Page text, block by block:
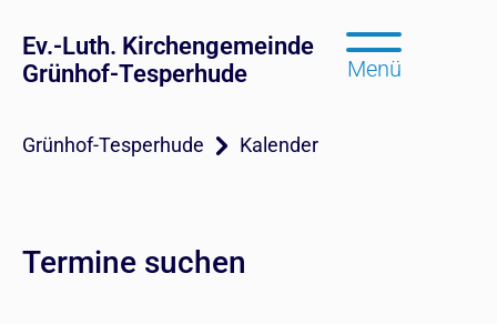
Ev.-Luth. Kirchengemeinde
Grünhof-Tesperhude
Menü
Grünhof-Tesperhude Kalender
Termine suchen